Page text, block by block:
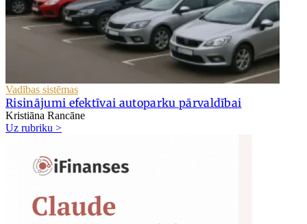
Vadības sistēmas
Risinājumi efektīvai autoparku pārvaldībai
Kristiāna Rancāne
Uz rubriku >